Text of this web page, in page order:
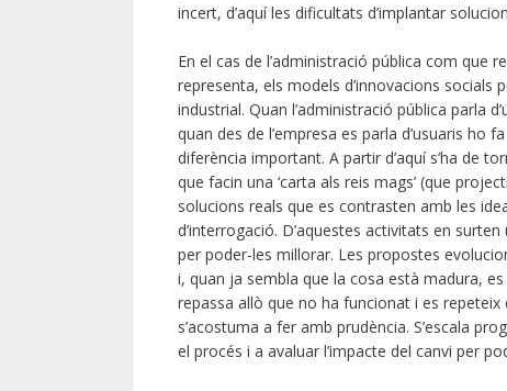
incert, d’aquí les dificultats d’implantar
En el cas de l’administració pública com que
representa, els models d’innovacions socials
industrial. Quan l’administració pública parla
quan des de l’empresa es parla d’usuaris ho
diferència important. A partir d’aquí s’ha de
que facin una ‘carta als reis mags’ (que
solucions reals que es contrasten amb les
d’interrogació. D’aquestes activitats en
per poder-les millorar. Les propostes
i, quan ja sembla que la cosa està madura,
repassa allò que no ha funcionat i es
s’acostuma a fer amb prudència. S’escala
el procés i a avaluar l’impacte del canvi per